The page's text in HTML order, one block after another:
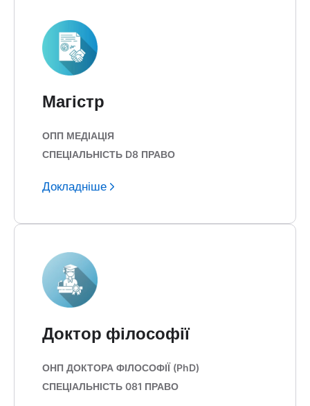
Магістр
ОПП МЕДІАЦІЯ
СПЕЦІАЛЬНІСТЬ D8 ПРАВО
Докладніше
Доктор філософії
ОНП ДОКТОРА ФІЛОСОФІЇ (PhD)
СПЕЦІАЛЬНІСТЬ 081 ПРАВО